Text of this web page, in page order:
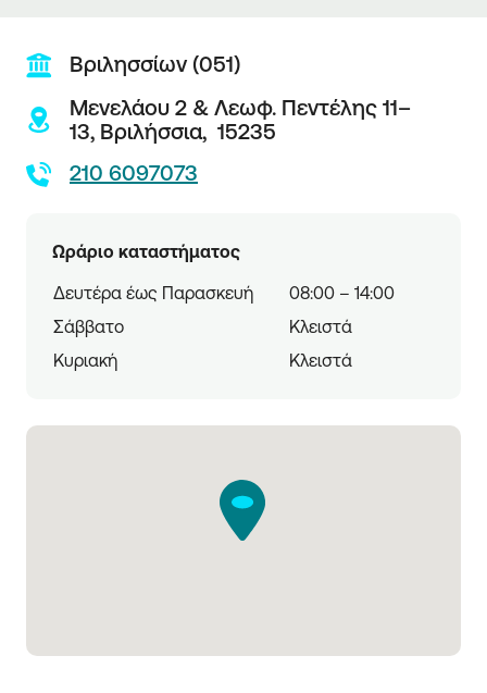
Βριλησσίων (051)
Μενελάου 2 & Λεωφ. Πεντέλης 11–
13, Βριλήσσια, 15235
210 6097073
Ωράριο καταστήματος
Δευτέρα έως Παρασκευή
08:00 – 14:00
Σάββατο
Κλειστά
Κυριακή
Κλειστά